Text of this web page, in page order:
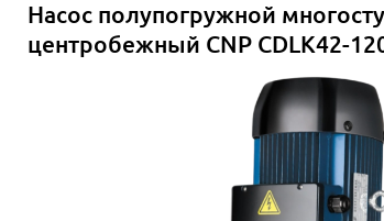
Насос полупогружной
центробежный CNP CDLK42-